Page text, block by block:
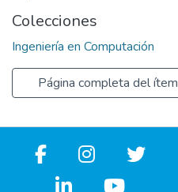
Colecciones
Ingeniería en Computación
Página completa del ítem